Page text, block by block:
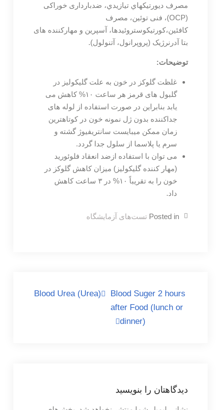
مصرف ديورتيكهاي تيازيدي، ضدبارداری خوراکی
(OCP)، فنی توئین، مصرف
کافئین،کورتیکوستروئیدها، آسپرین و مهارکننده های
بتا آدرنرژیک (پروپرانول، آتنولول).
توضیحات:
غلظت گلوکز در خون به علت گلیکولیز در
گلبول های قرمز هر ساعت ۱۰% کاهش می
یابد بنابراین در صورت استفاده از لوله های
جداکننده بدون ژل نمونه خون در کوتاهترین
زمان ممکن میبایست سانتریفیوژ گشته و
سرم یا پلاسما از سلول جدا گردد.
می توان با استفاده ازضد انعقاد فلوئورید
(مهار کننده گلیکولیز) میزان کاهش گلوکز در
خون را به تقریباً ۱۰% در ۳ ساعت کاهش
داد.
Posted in تست‌های آزمایشگاه
راهبری
نوشته
Blood Urea (Urea)
Blood Suger 2 hours
after Food (lunch or
dinner)
دیدگاهتان را بنویسید